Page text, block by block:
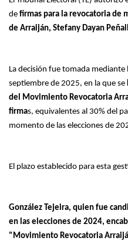
de firmas para la revocatoria de
de Arraiján, Stefany Dayan
La decisión fue tomada mediante
septiembre de 2025, en la que se
del Movimiento Revocatoria
firmas, equivalentes al 30% del
momento de las elecciones de
El plazo establecido para esta
González Tejeira, quien fue
en las elecciones de 2024,
"Movimiento Revocatoria